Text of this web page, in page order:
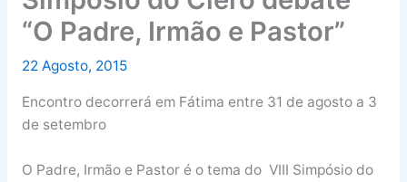
“O Padre, Irmão e Pastor”
22 Agosto, 2015
Encontro decorrerá em Fátima entre 31 de agosto a 3
de setembro
O Padre, Irmão e Pastor é o tema do VIII Simpósio do